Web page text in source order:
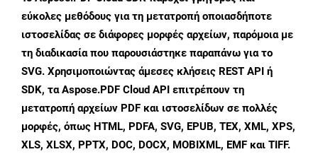
εύκολες μεθόδους για τη μετατροπή οποιασδήποτε
ιστοσελίδας σε διάφορες μορφές αρχείων, παρόμοια με
τη διαδικασία που παρουσιάστηκε παραπάνω για το
SVG. Χρησιμοποιώντας άμεσες κλήσεις REST API ή
SDK, τα Aspose.PDF Cloud API επιτρέπουν τη
μετατροπή αρχείων PDF και ιστοσελίδων σε πολλές
μορφές, όπως HTML, PDFA, SVG, EPUB, TEX, XML, XPS,
XLS, XLSX, PPTX, DOC, DOCX, MOBIXML, EMF και TIFF.